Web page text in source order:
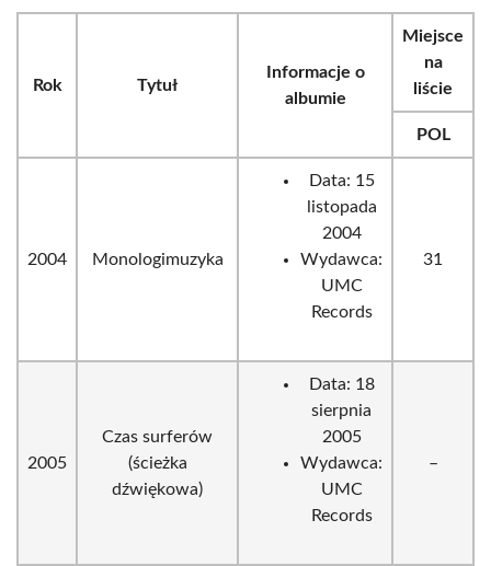
Rok Tytuł
Informacje o
albumie
Miejsce
na
liście
POL
2004 Monologimuzyka
Data: 15
listopada
2004
Wydawca:
UMC
Records
31
2005
Czas surferów
(ścieżka
dźwiękowa)
Data: 18
sierpnia
2005
Wydawca:
UMC
Records
–